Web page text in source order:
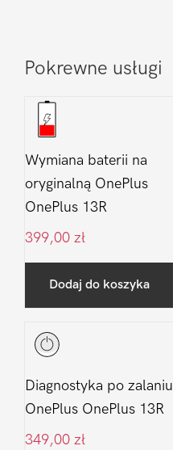
Pokrewne usługi
Wymiana baterii na
oryginalną OnePlus
OnePlus 13R
399,00 zł
Dodaj do koszyka
Diagnostyka po zalaniu
OnePlus OnePlus 13R
349,00 zł